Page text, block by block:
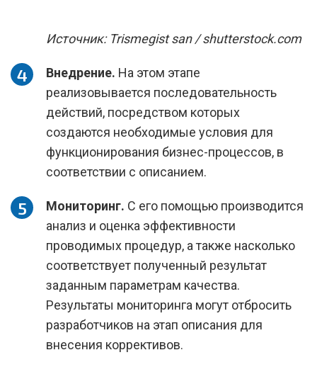
Источник: Trismegist san / shutterstock.com
Внедрение. На этом этапе
реализовывается последовательность
действий, посредством которых
создаются необходимые условия для
функционирования бизнес-процессов, в
соответствии с описанием.
Мониторинг. С его помощью производится
анализ и оценка эффективности
проводимых процедур, а также насколько
соответствует полученный результат
заданным параметрам качества.
Результаты мониторинга могут отбросить
разработчиков на этап описания для
внесения коррективов.